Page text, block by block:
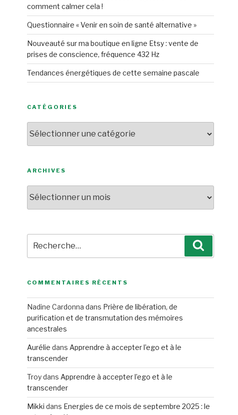
comment calmer cela !
Questionnaire « Venir en soin de santé alternative »
Nouveauté sur ma boutique en ligne Etsy : vente de
prises de conscience, fréquence 432 Hz
Tendances énergétiques de cette semaine pascale
CATÉGORIES
ARCHIVES
pour
:
COMMENTAIRES RÉCENTS
Nadine Cardonna dans Prière de libération, de
purification et de transmutation des mémoires
ancestrales
Aurélie dans Apprendre à accepter l’ego et à le
transcender
Troydans Apprendre à accepter l’ego et à le
transcender
Mikki dans Energies de ce mois de septembre 2025 : le